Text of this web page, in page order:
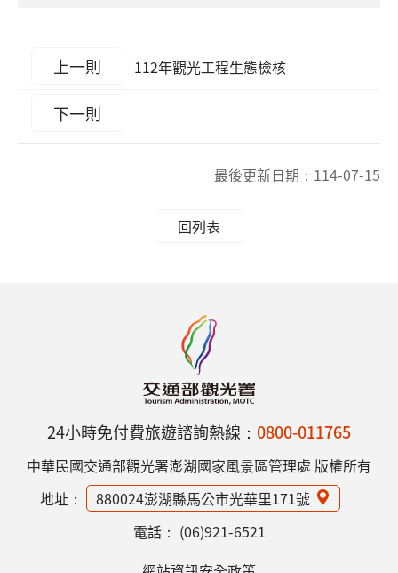
上一則 112年觀光工程生態檢核
下一則
最後更新日期： 114-07-15
回列表
24小時免付費旅遊諮詢熱線： 0800-011765
中華民國交通部觀光署澎湖國家風景區管理處 版權所有
地址：
880024澎湖縣馬公市光華里171號
電話： (06)921-6521